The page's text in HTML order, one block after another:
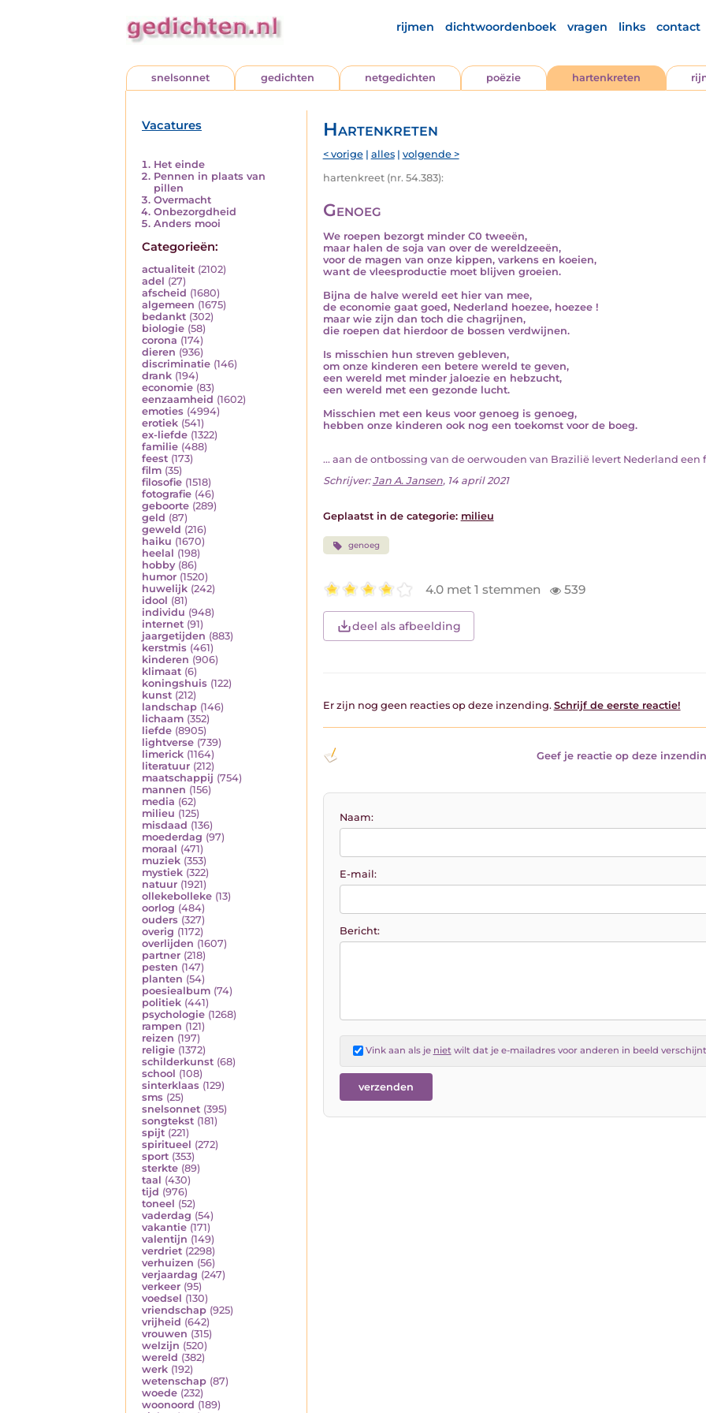
rijmen dichtwoordenboek vragen links contact
snelsonnet gedichten netgedichten poëzie hartenkreten
Vacatures
Het einde
Pennen in plaats van
pillen
Overmacht
Onbezorgdheid
Anders mooi
Categorieën:
actualiteit (2102)
adel (27)
afscheid (1680)
algemeen (1675)
bedankt (302)
biologie (58)
corona (174)
dieren (936)
discriminatie (146)
drank (194)
economie (83)
eenzaamheid (1602)
emoties (4994)
erotiek (541)
ex-liefde (1322)
familie (488)
feest (173)
film (35)
filosofie (1518)
fotografie (46)
geboorte (289)
geld (87)
geweld (216)
haiku (1670)
heelal (198)
hobby (86)
humor (1520)
huwelijk (242)
idool (81)
individu (948)
internet (91)
jaargetijden (883)
kerstmis (461)
kinderen (906)
klimaat (6)
koningshuis (122)
kunst (212)
landschap (146)
lichaam (352)
liefde (8905)
lightverse (739)
limerick (1164)
literatuur (212)
maatschappij (754)
mannen (156)
media (62)
milieu (125)
misdaad (136)
moederdag (97)
moraal (471)
muziek (353)
mystiek (322)
natuur (1921)
ollekebolleke (13)
oorlog (484)
ouders (327)
overig (1172)
overlijden (1607)
partner (218)
pesten (147)
planten (54)
poesiealbum (74)
politiek (441)
psychologie (1268)
rampen (121)
reizen (197)
religie (1372)
schilderkunst (68)
school (108)
sinterklaas (129)
sms (25)
snelsonnet (395)
songtekst (181)
spijt (221)
spiritueel (272)
sport (353)
sterkte (89)
taal (430)
tijd (976)
toneel (52)
vaderdag (54)
vakantie (171)
valentijn (149)
verdriet (2298)
verhuizen (56)
verjaardag (247)
verkeer (95)
voedsel (130)
vriendschap (925)
vrijheid (642)
vrouwen (315)
welzijn (520)
wereld (382)
werk (192)
wetenschap (87)
woede (232)
woonoord (189)
Hartenkreten
< vorige| alles| volgende >
hartenkreet (nr. 54.383):
Genoeg
We roepen bezorgt minder C0 tweeën,
maar halen de soja van over de wereldzeeën,
voor de magen van onze kippen, varkens en koeien,
want de vleesproductie moet blijven groeien.
Bijna de halve wereld eet hier van mee,
de economie gaat goed, Nederland hoezee, hoezee !
maar wie zijn dan toch die chagrijnen,
die roepen dat hierdoor de bossen verdwijnen.
Is misschien hun streven gebleven,
om onze kinderen een betere wereld te geven,
een wereld met minder jaloezie en hebzucht,
een wereld met een gezonde lucht.
Misschien met een keus voor genoeg is genoeg,
hebben onze kinderen ook nog een toekomst voor de boeg.
... aan de ontbossing van de oerwouden van Brazilië levert Nederland een
Schrijver:Jan A. Jansen, 14 april 2021
Geplaatst in de categorie: milieu
genoeg
4.0 met 1 stemmen 539
deel als afbeelding
Er zijn nog geen reacties op deze inzending. Schrijf de eerste reactie!
Geef je reactie op deze
Naam:
E-mail:
Bericht:
Vink aan als je nietwilt dat je e-mailadres voor anderen in beeld verschijnt